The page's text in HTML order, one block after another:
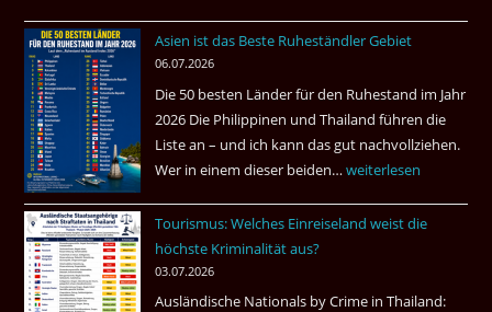
fragt
Tote
einem
Pub
Bangkok
Asien ist das Beste Ruheständler Gebiet
06.07.2026
Die 50 besten Länder für den Ruhestand im Jahr
2026 Die Philippinen und Thailand führen die
Liste an – und ich kann das gut nachvollziehen.
Wer in einem dieser beiden…Asien
das
Gebiet
weiterlesen
Tourismus: Welches Einreiseland weist die
höchste Kriminalität aus?
03.07.2026
Ausländische Nationals by Crime in Thailand: